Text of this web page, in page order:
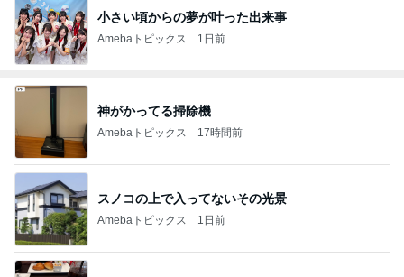
小さい頃からの夢が叶った出来事
Amebaトピックス 1日前
神がかってる掃除機
Amebaトピックス 17時間前
スノコの上で入ってないその光景
Amebaトピックス 1日前